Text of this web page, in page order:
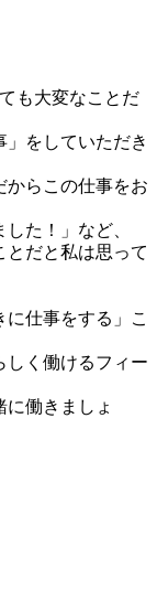
も大変なことだ
をしていただき
からこの仕事をお
た！」など、
とだと私は思って
仕事をする」こ
しく働けるフィー
働きましょ